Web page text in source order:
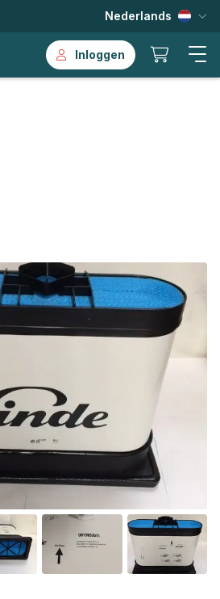
Nederlands
Inloggen